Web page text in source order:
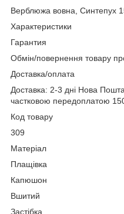
Верблюжа вовна, Синтепух
Характеристики
Гарантия
Обмін/повернення товару
Доставка/оплата
Доставка: 2-3 дні Нова
частковою передоплатою
Код товару
309
Матеріал
Плащівка
Капюшон
Вшитий
Застібка